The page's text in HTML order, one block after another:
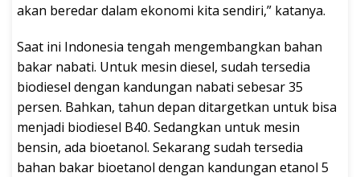
akan beredar dalam ekonomi kita sendiri,” katanya.
Saat ini Indonesia tengah mengembangkan bahan
bakar nabati. Untuk mesin diesel, sudah tersedia
biodiesel dengan kandungan nabati sebesar 35
persen. Bahkan, tahun depan ditargetkan untuk bisa
menjadi biodiesel B40. Sedangkan untuk mesin
bensin, ada bioetanol. Sekarang sudah tersedia
bahan bakar bioetanol dengan kandungan etanol 5